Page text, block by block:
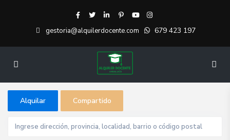
gestoria@alquilerdocente.com 679 423 197
Alquilar Compartido